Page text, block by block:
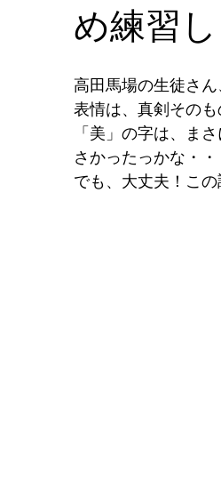
め練習
高田馬場の生徒さ
表情は、真剣その
「美」の字は、ま
さかったっかな・
でも、大丈夫！こ